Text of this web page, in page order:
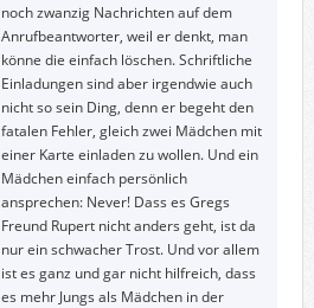
noch zwanzig Nachrichten auf dem
Anrufbeantworter, weil er denkt, man
könne die einfach löschen. Schriftliche
Einladungen sind aber irgendwie auch
nicht so sein Ding, denn er begeht den
fatalen Fehler, gleich zwei Mädchen mit
einer Karte einladen zu wollen. Und ein
Mädchen einfach persönlich
ansprechen: Never! Dass es Gregs
Freund Rupert nicht anders geht, ist da
nur ein schwacher Trost. Und vor allem
ist es ganz und gar nicht hilfreich, dass
es mehr Jungs als Mädchen in der